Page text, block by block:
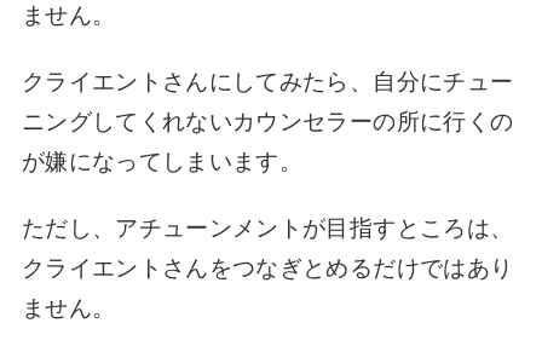
ません。
クライエントさんにしてみたら、自分にチュー
ニングしてくれないカウンセラーの所に行くの
が嫌になってしまいます。
ただし、アチューンメントが目指すところは、
クライエントさんをつなぎとめるだけではあり
ません。